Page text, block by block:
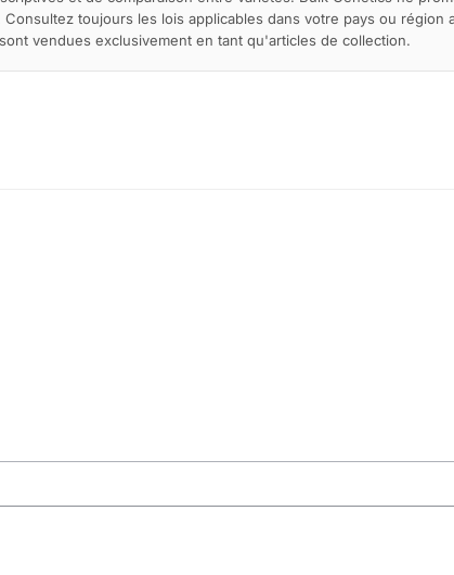
toujours les lois applicables dans votre pays ou
vendues exclusivement en tant qu'articles de collection.